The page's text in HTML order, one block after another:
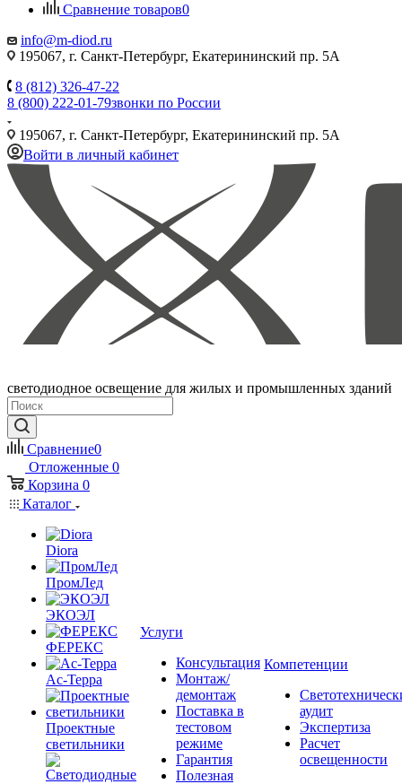
Сравнение товаров0
info@m-diod.ru
195067, г. Санкт-Петербург, Екатерининский пр. 5А
8 (812) 326-47-22
8 (800) 222-01-79звонки по России
195067, г. Санкт-Петербург, Екатерининский пр. 5А
Войти в личный кабинет
светодиодное освещение для жилых и промышленных зданий
Сравнение0
Отложенные 0
Корзина 0
Каталог
Diora
ПромЛед
ЭКОЭЛ
ФЕРЕКС
Ас-Терра
Проектные
светильники
Услуги
Консультация
Монтаж/
демонтаж
Поставка в
тестовом
режиме
Гарантия
Полезная
Компетенции
аудит
Экспертиза
Расчет
освещенности